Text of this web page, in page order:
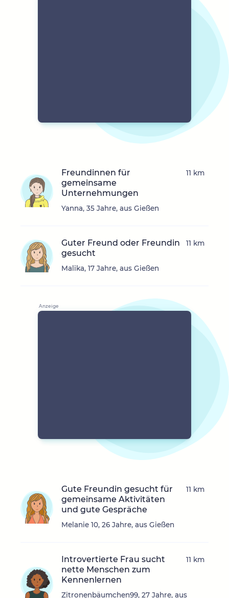
Freundinnen für
gemeinsame
Unternehmungen
Yanna, 35 Jahre, aus Gießen
11 km
Guter Freund oder Freundin
gesucht
Malika, 17 Jahre, aus Gießen
11 km
Gute Freundin gesucht für
gemeinsame Aktivitäten
und gute Gespräche
Melanie 10, 26 Jahre, aus Gießen
11 km
Introvertierte Frau sucht
nette Menschen zum
Kennenlernen
Zitronenbäumchen99, 27 Jahre, aus
11 km